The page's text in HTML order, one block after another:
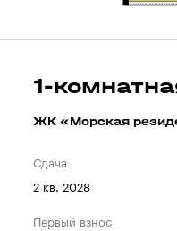
1-
ЖК «Морская
Сдача
2 кв. 2028
Первый взнос